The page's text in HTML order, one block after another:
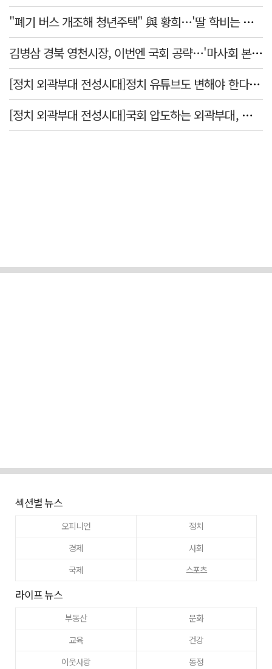
"폐기 버스 개조해 청년주택" 與 황희…'딸 학비는 年 4200만원'
김병삼 경북 영천시장, 이번엔 국회 공략…'마사회 본사 이전·광역교통망 확충' 요청
[정치 외곽부대 전성시대]정치 유튜브도 변해야 한다 "화합과 존중"
[정치 외곽부대 전성시대]국회 압도하는 외곽부대, 목소리 왜 커지나?
섹션별 뉴스
오피니언
정치
경제
사회
국제
스포츠
라이프 뉴스
부동산
문화
교육
건강
이웃사랑
동정